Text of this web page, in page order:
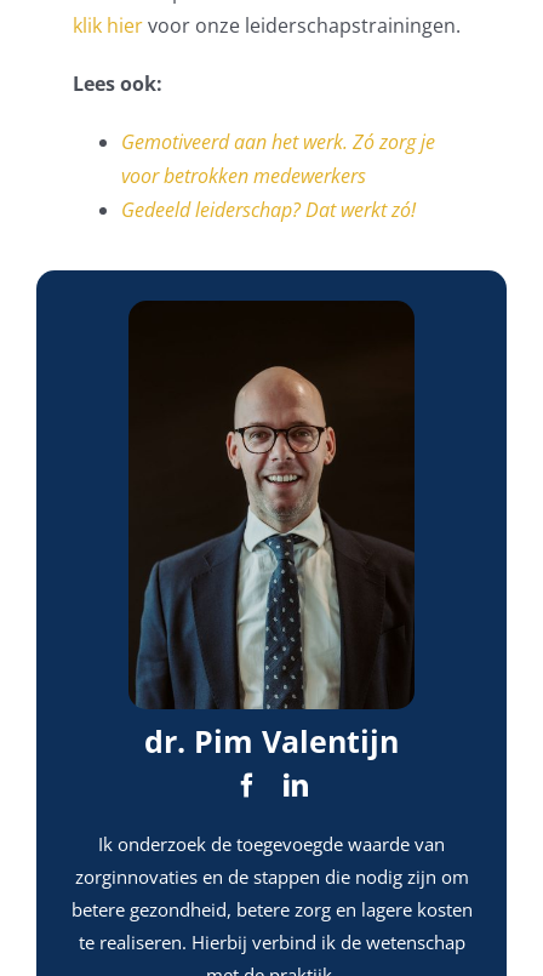
klik hiervoor onze leiderschapstrainingen.
Lees ook:
Gemotiveerd aan het werk. Zó zorg je
voor betrokken medewerkers
Gedeeld leiderschap? Dat werkt zó!
dr. Pim Valentijn
Ik onderzoek de toegevoegde waarde van
zorginnovaties en de stappen die nodig zijn om
betere gezondheid, betere zorg en lagere kosten
te realiseren. Hierbij verbind ik de wetenschap